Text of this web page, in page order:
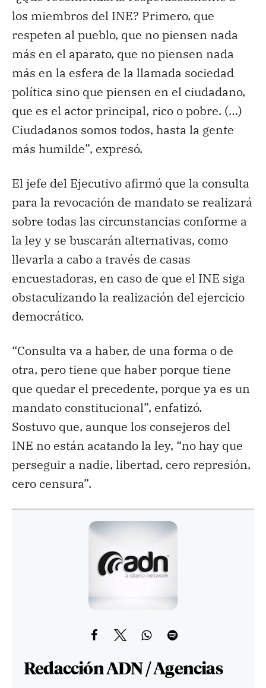
los miembros del INE? Primero, que
respeten al pueblo, que no piensen nada
más en el aparato, que no piensen nada
más en la esfera de la llamada sociedad
política sino que piensen en el ciudadano,
que es el actor principal, rico o pobre. (…)
Ciudadanos somos todos, hasta la gente
más humilde”, expresó.
El jefe del Ejecutivo afirmó que la consulta
para la revocación de mandato se realizará
sobre todas las circunstancias conforme a
la ley y se buscarán alternativas, como
llevarla a cabo a través de casas
encuestadoras, en caso de que el INE siga
obstaculizando la realización del ejercicio
democrático.
“Consulta va a haber, de una forma o de
otra, pero tiene que haber porque tiene
que quedar el precedente, porque ya es un
mandato constitucional”, enfatizó.
Sostuvo que, aunque los consejeros del
INE no están acatando la ley, “no hay que
perseguir a nadie, libertad, cero represión,
cero censura”.
Redacción ADN / Agencias